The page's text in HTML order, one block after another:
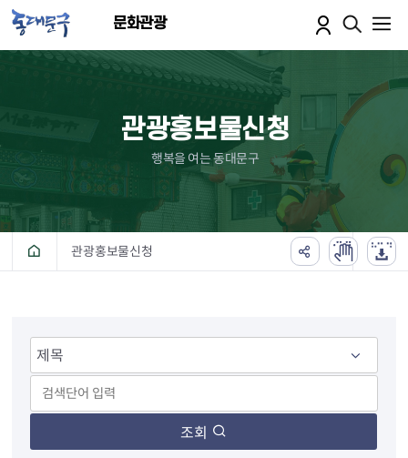
문화관광
관광홍보물신청
행복을 여는 동대문구
관광홍보물신청
조회